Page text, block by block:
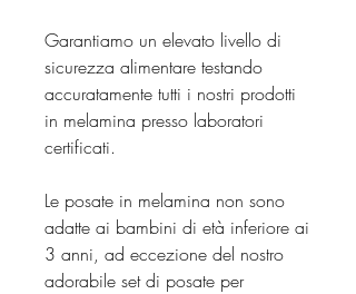
Garantiamo un elevato livello di
sicurezza alimentare testando
accuratamente tutti i nostri prodotti
in melamina presso laboratori
certificati.
Le posate in melamina non sono
adatte ai bambini di età inferiore ai
3 anni, ad eccezione del nostro
adorabile set di posate per